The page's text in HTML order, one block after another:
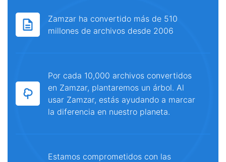
Zamzar ha convertido más de 510
millones de archivos desde 2006
Por cada 10,000 archivos convertidos
en Zamzar, plantaremos un árbol. Al
usar Zamzar, estás ayudando a marcar
la diferencia en nuestro planeta.
Estamos comprometidos con las